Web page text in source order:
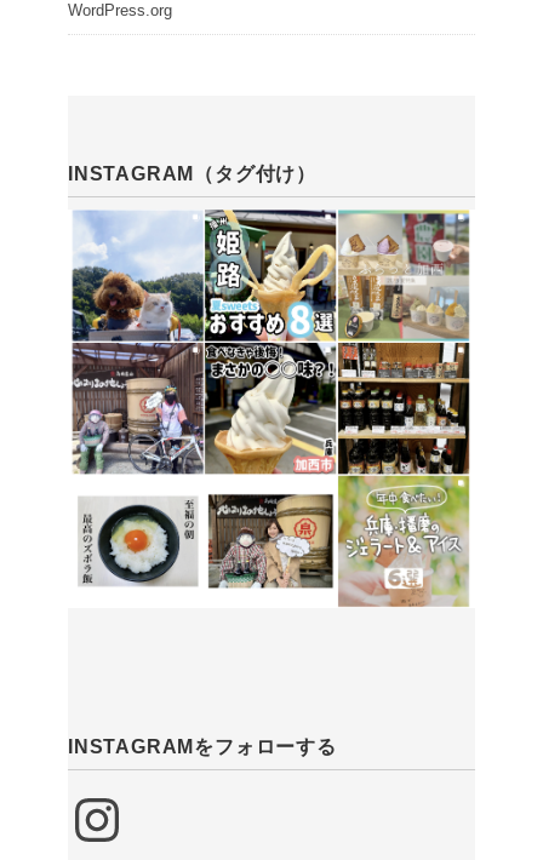
WordPress.org
INSTAGRAM（タグ付け）
INSTAGRAMをフォローする
Instagram